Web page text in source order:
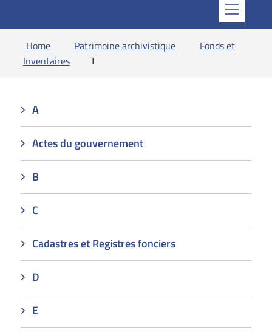
Home Patrimoine archivistique
Fonds et
Inventaires
T
A
Actes du gouvernement
B
C
Cadastres et Registres fonciers
D
E